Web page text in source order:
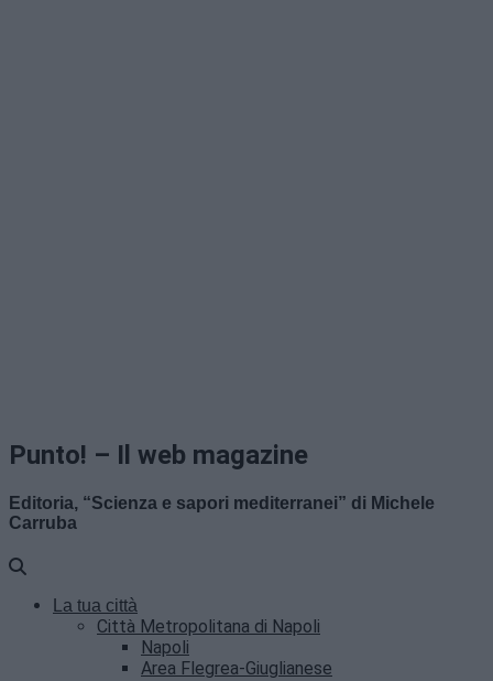
Punto! – Il web magazine
Editoria, “Scienza e sapori mediterranei” di Michele
Carruba
La tua città
Città Metropolitana di Napoli
Napoli
Area Flegrea-Giuglianese